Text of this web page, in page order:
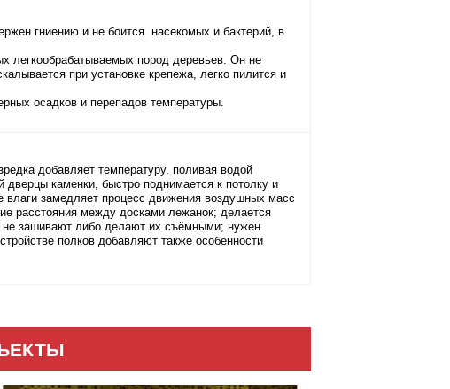
гниению и не боится насекомых и бактерий, в
легкообрабатываемых пород деревьев. Он не
при установке крепежа, легко пилится и
осадков и перепадов температуры.
добавляет температуру, поливая водой
каменки, быстро поднимается к потолку и
замедляет процесс движения воздушных масс
расстояния между досками лежанок; делается
не зашивают либо делают их съёмными; нужен
полков добавляют также особенности